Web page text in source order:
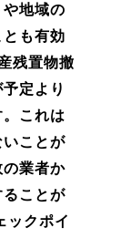
地域の
も有効
残置物撤
定より
これは
いことが
の業者か
ることが
ックポイ